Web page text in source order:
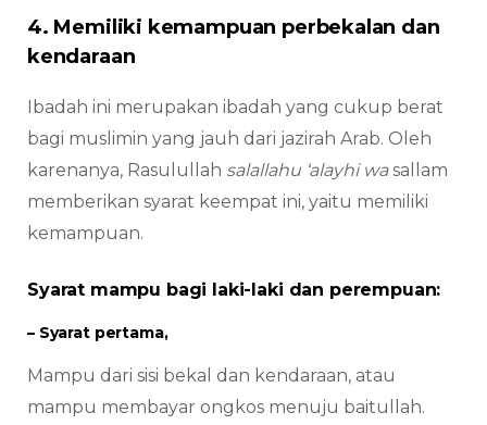
4. Memiliki kemampuan perbekalan dan
kendaraan
Ibadah ini merupakan ibadah yang cukup berat
bagi muslimin yang jauh dari jazirah Arab. Oleh
karenanya, Rasulullah salallahu ‘alayhi wasallam
memberikan syarat keempat ini, yaitu memiliki
kemampuan.
Syarat mampu bagi laki-laki dan perempuan:
– Syarat pertama,
Mampu dari sisi bekal dan kendaraan, atau
mampu membayar ongkos menuju baitullah.